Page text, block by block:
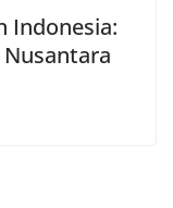
Indonesia: